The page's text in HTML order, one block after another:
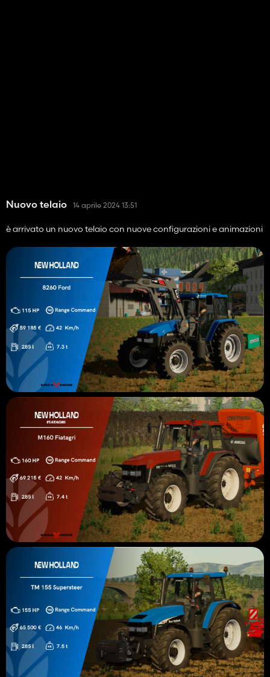
Nuovo telaio 14 aprile 2024 13:51
è arrivato un nuovo telaio con nuove configurazioni e animazioni